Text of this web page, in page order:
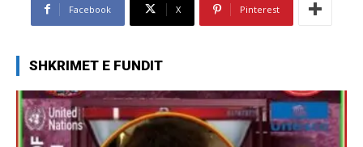
Facebook X Pinterest
SHKRIMET E FUNDIT